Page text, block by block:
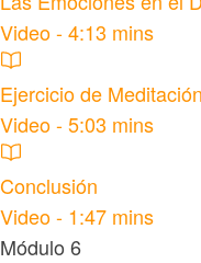
Video - 4:13 mins
Ejercicio de
Video - 5:03 mins
Conclusión
Video - 1:47 mins
Módulo 6